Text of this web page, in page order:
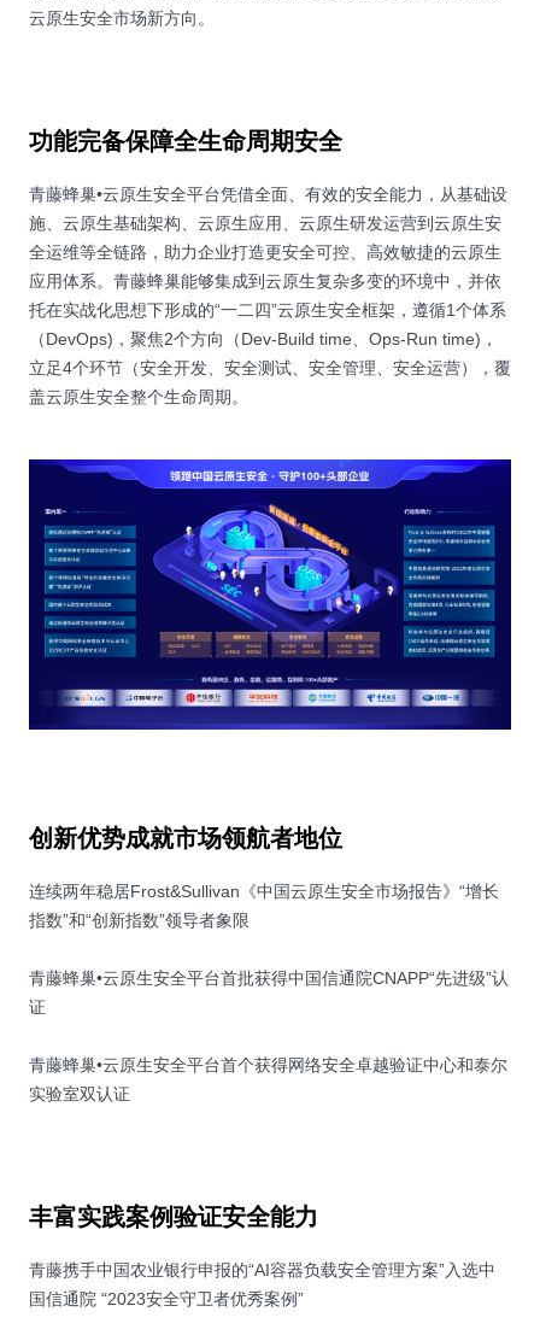
云原生安全市场新方向。
功能完备保障全生命周期安全
青藤蜂巢•云原生安全平台凭借全面、有效的安全能力，从基础设
施、云原生基础架构、云原生应用、云原生研发运营到云原生安
全运维等全链路，助力企业打造更安全可控、高效敏捷的云原生
应用体系。青藤蜂巢能够集成到云原生复杂多变的环境中，并依
托在实战化思想下形成的“一二四”云原生安全框架，遵循1个体系
（DevOps)，聚焦2个方向（Dev-Build time、Ops-Run time)，
立足4个环节（安全开发、安全测试、安全管理、安全运营），覆
盖云原生安全整个生命周期。
创新优势成就市场领航者地位
连续两年稳居Frost&Sullivan《中国云原生安全市场报告》“增长
指数”和“创新指数”领导者象限
青藤蜂巢•云原生安全平台首批获得中国信通院CNAPP“先进级”认
证
青藤蜂巢•云原生安全平台首个获得网络安全卓越验证中心和泰尔
实验室双认证
丰富实践案例验证安全能力
青藤携手中国农业银行申报的“AI容器负载安全管理方案”入选中
国信通院 “2023安全守卫者优秀案例”